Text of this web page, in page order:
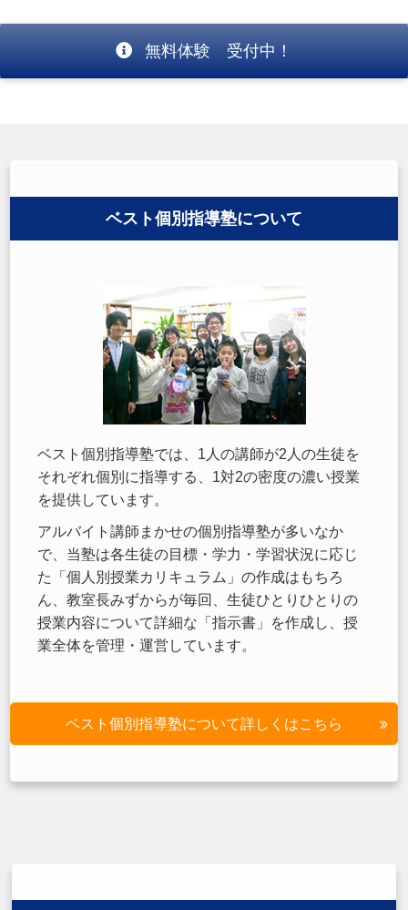
無料体験 受付中！
ベスト個別指導塾について
ベスト個別指導塾では、1人の講師が2人の生徒を
それぞれ個別に指導する、1対2の密度の濃い授業
を提供しています。
アルバイト講師まかせの個別指導塾が多いなか
で、当塾は各生徒の目標・学力・学習状況に応じ
た「個人別授業カリキュラム」の作成はもちろ
ん、教室長みずからが毎回、生徒ひとりひとりの
授業内容について詳細な「指示書」を作成し、授
業全体を管理・運営しています。
ベスト個別指導塾について詳しくはこちら